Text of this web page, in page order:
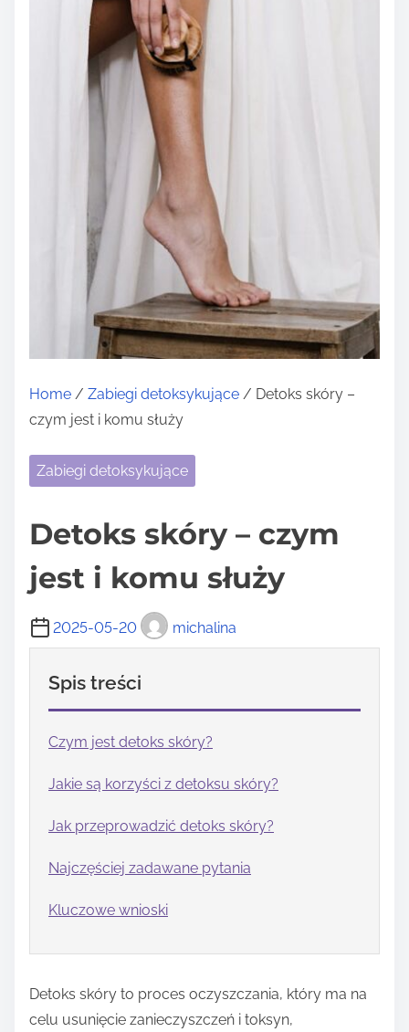
Home / Zabiegi detoksykujące / Detoks skóry –
czym jest i komu służy
Zabiegi detoksykujące
Detoks skóry – czym
jest i komu służy
2025-05-20 michalina
Spis treści
Czym jest detoks skóry?
Jakie są korzyści z detoksu skóry?
Jak przeprowadzić detoks skóry?
Najczęściej zadawane pytania
Kluczowe wnioski
Detoks skóry to proces oczyszczania, który ma na
celu usunięcie zanieczyszczeń i toksyn,